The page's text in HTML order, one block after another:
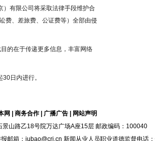
）有限公司将采取法律手段维护合
费、差旅费、公证费等）全部由侵
的在于传递更多信息，丰富网络
日内进行。
网 商务合作| 广播广告|
网站声明
景山路乙18号院万达广场A座15层 邮政编码：100040
邮箱：jubao@cri.cn 新闻从业人员职业道德监督电话